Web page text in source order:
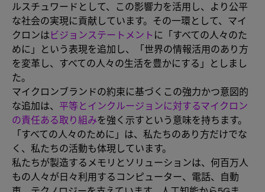
ルスチュワードとして、この影響力を活用し、より公平
な社会の実現に貢献しています。その一環として、マイ
クロンは ビジョンステートメント に「すべての人々のた
めに」という表現を追加し、「世界の情報活用のあり方
を変革し、すべての人々の生活を豊かにする」としまし
た。
マイクロンブランドの約束に基づくこの強力かつ意図的
な追加は、 平等とインクルージョンに対するマイクロン
の責任ある取り組みを強く示すという意味を持ちます。
「すべての人々のために」は、私たちのあり方だけでな
く、私たちの活動も体現しています。
私たちが製造するメモリとソリューションは、何百万人
もの人々が日々利用するコンピューター、電話、自動